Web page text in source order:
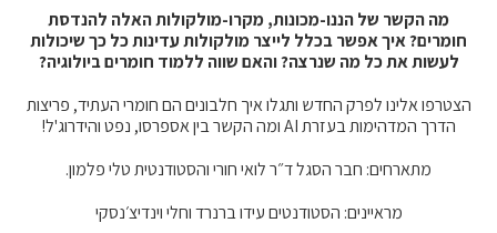
מה הקשר של הננו-מכונות, מקרו-מולקולות האלה להנדסת
חומרים? איך אפשר בכלל לייצר מולקולות עדינות כל כך שיכולות
לעשות את כל מה שנרצה? והאם שווה ללמוד חומרים ביולוגיה?
הצטרפו אלינו לפרק החדש ותגלו איך חלבונים הם חומרי העתיד, פריצות
הדרך המדהימות בעזרתAIומה הקשר בין אספרסו, נפט והידרוג'ל!
מתארחים: חבר הסגל ד״ר לואי חורי והסטודנטית טלי פלמון.
מראיינים: הסטודנטים עידו ברנרד וחלי וינדיצ׳נסקי